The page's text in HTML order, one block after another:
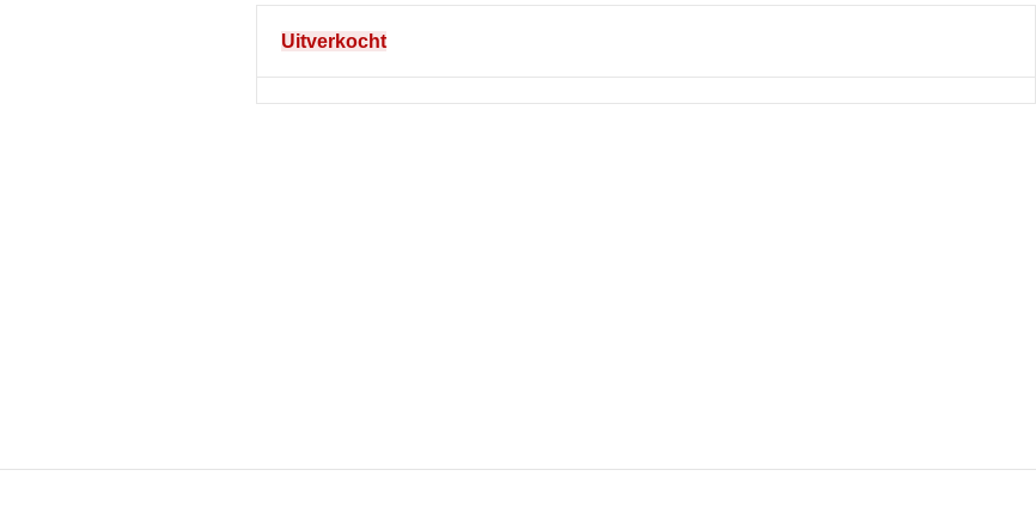
Uitverkocht